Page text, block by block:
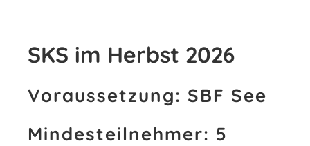
SKS im Herbst 2026
Voraussetzung: SBF See
Mindesteilnehmer: 5